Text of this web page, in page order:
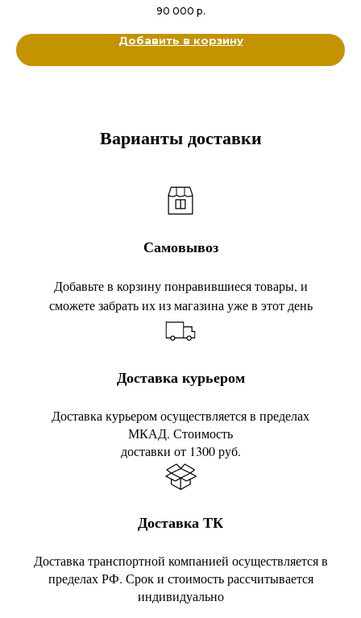
Металл титан, Золото 22 карата, кристаллы Swarovski
Размер: 55-17-135
90 000 р.
Добавить в корзину
Варианты доставки
Самовывоз
Добавьте в корзину понравившиеся товары, и
сможете забрать их из магазина уже в этот день
Доставка курьером
Доставка курьером осуществляется в пределах
МКАД. Стоимость
доставки от 1300 руб.
Доставка ТК
Доставка транспортной компанией осуществляется в
пределах РФ. Срок и стоимость рассчитывается
индивидуально